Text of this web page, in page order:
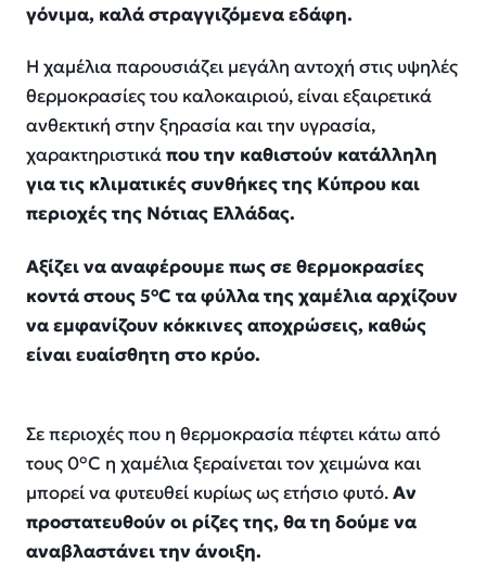
γόνιμα, καλά στραγγιζόμενα εδάφη.
Η χαμέλια παρουσιάζει μεγάλη αντοχή στις υψηλές
θερμοκρασίες του καλοκαιριού, είναι εξαιρετικά
ανθεκτική στην ξηρασία και την υγρασία,
χαρακτηριστικάπου την καθιστούν κατάλληλη
για τις κλιματικές συνθήκες της Κύπρου και
περιοχές της Νότιας Ελλάδας.
Αξίζει να αναφέρουμε πως σε θερμοκρασίες
κοντά στους 5°C τα φύλλα της χαμέλια αρχίζουν
να εμφανίζουν κόκκινες αποχρώσεις, καθώς
είναι ευαίσθητη στο κρύο.
Σε περιοχές που η θερμοκρασία πέφτει κάτω από
τους 0°C η χαμέλια ξεραίνεται τον χειμώνα και
μπορεί να φυτευθεί κυρίως ως ετήσιο φυτό.Αν
προστατευθούν οι ρίζες της, θα τη δούμε να
αναβλαστάνει την άνοιξη.